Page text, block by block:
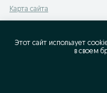
Карта сайта
Карта бизнес-страницы
Популярные запросы
Этот сайт использует
в своeм